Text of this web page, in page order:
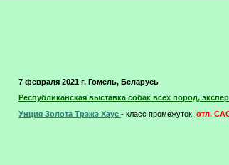
7 февраля 2021 г. Гомель, Беларусь
Республиканская выставка собак всех пород,
Унция Золота Трэжэ Хаус - класс промежуток, отл.